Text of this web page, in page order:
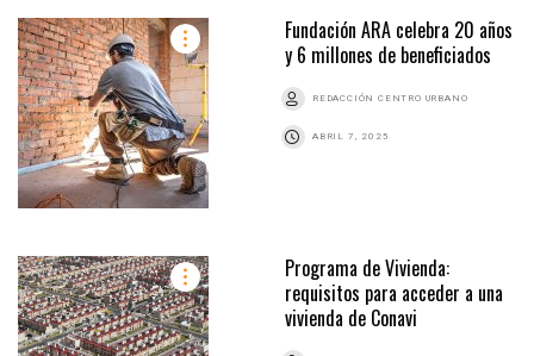
Fundación ARA celebra 20 años
y 6 millones de beneficiados
REDACCIÓN CENTRO URBANO
ABRIL 7, 2025
Programa de Vivienda:
requisitos para acceder a una
vivienda de Conavi